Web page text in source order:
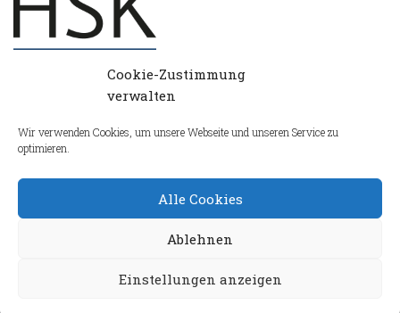
Cookie-Zustimmung
verwalten
Wir verwenden Cookies, um unsere Webseite und unseren Service zu
optimieren.
Alle Cookies
Ablehnen
Einstellungen anzeigen